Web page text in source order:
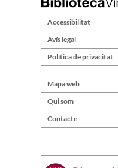
Accessibilitat
Avís legal
Política de privacitat
Mapa web
Qui som
Contacte